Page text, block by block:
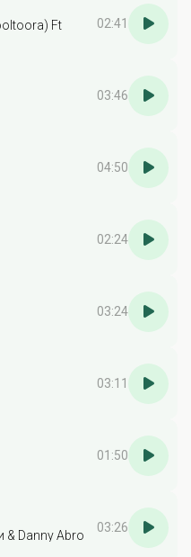
Ft
02:41
03:46
04:50
02:24
03:24
03:11
01:50
& Danny Abro
03:26